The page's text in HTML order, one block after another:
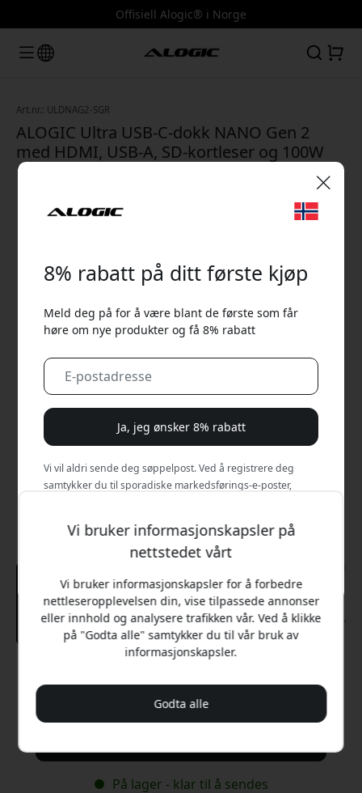
Offisiell Alogic® i Norge
Art.nr.: ULDNAG2-SGR
ALOGIC Ultra USB-C-dokk NANO Gen 2
med HDMI, USB-A, SD-kortleser og 100W
PD for MacBook Pro og Air - Space grey
999 NOK
På lager - klar til å sendes
Vi bruker informasjonskapsler på
nettstedet vårt
Vi bruker informasjonskapsler for å forbedre
nettleseropplevelsen din, vise tilpassede annonser
eller innhold og analysere trafikken vår. Ved å klikke
på "Godta alle" samtykker du til vår bruk av
informasjonskapsler.
Godta alle
8% rabatt på ditt første kjøp
Meld deg på for å være blant de første som får
høre om nye produkter og få 8% rabatt
Ja, jeg ønsker 8% rabatt
Vi vil aldri sende deg søppelpost. Ved å registrere deg
samtykker du til sporadiske markedsførings-e-poster,
Nei, jeg vil heller betale full pris.
🎉 Din rabattkode: